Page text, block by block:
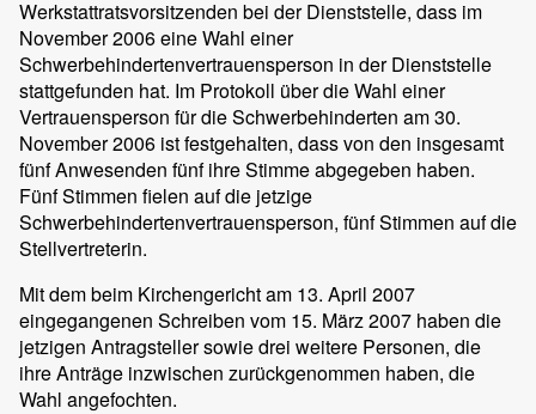
Werkstattratsvorsitzenden bei der Dienststelle, dass im
November 2006 eine Wahl einer
Schwerbehindertenvertrauensperson in der Dienststelle
stattgefunden hat. Im Protokoll über die Wahl einer
Vertrauensperson für die Schwerbehinderten am 30.
November 2006 ist festgehalten, dass von den insgesamt
fünf Anwesenden fünf ihre Stimme abgegeben haben.
Fünf Stimmen fielen auf die jetzige
Schwerbehindertenvertrauensperson, fünf Stimmen auf die
Stellvertreterin.
Mit dem beim Kirchengericht am 13. April 2007
eingegangenen Schreiben vom 15. März 2007 haben die
jetzigen Antragsteller sowie drei weitere Personen, die
ihre Anträge inzwischen zurückgenommen haben, die
Wahl angefochten.